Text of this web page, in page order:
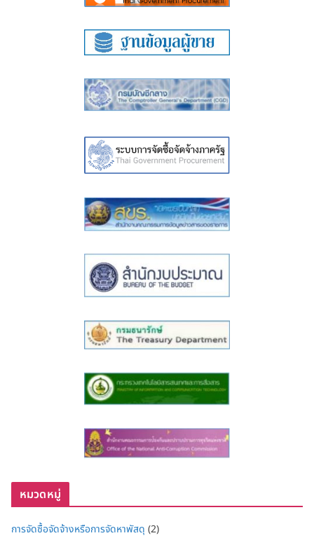
หมวดหมู่
การจัดซื้อจัดจ้างหรือการจัดหาพัสดุ (2)